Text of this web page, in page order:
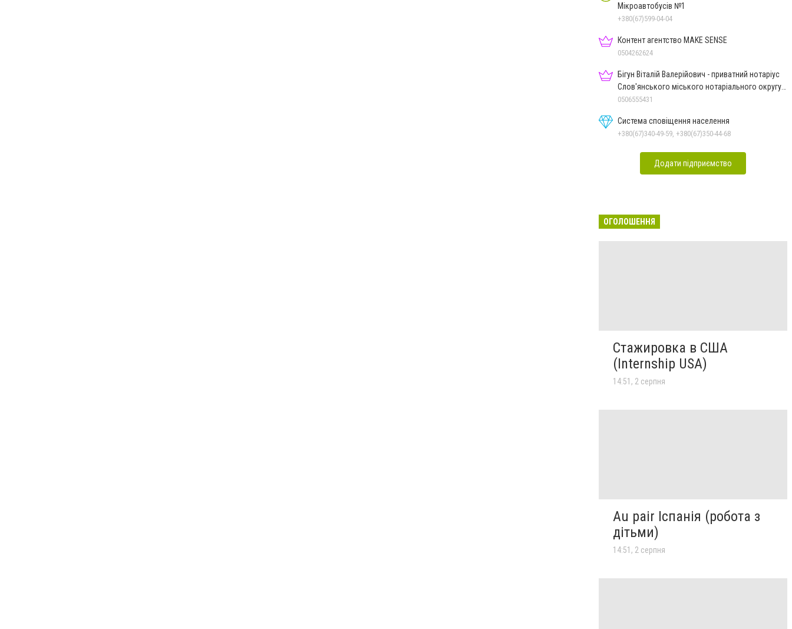
Мікроавтобусів №1
+380(67)599-04-04
Контент агентство MAKE SENSE
0504262624
Бігун Віталій Валерійович - приватний нотаріус
Слов'янського міського нотаріального округу
Дон.обл.
0506555431
Система сповіщення населення
+380(67)340-49-59, +380(67)350-44-68
Додати підприємство
ОГОЛОШЕННЯ
Стажировка в США
(Internship USA)
14:51, 2 серпня
Au pair Іспанія (робота з
дітьми)
14:51, 2 серпня